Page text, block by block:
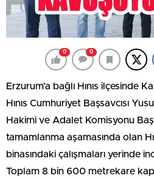
0 0
Erzurum’a bağlı Hınıs ilçesinde
Hınıs Cumhuriyet Başsavcısı
Hakimi ve Adalet Komisyonu
tamamlanma aşamasında olan
binasındaki çalışmaları yerinde
Toplam 8 bin 600 metrekare